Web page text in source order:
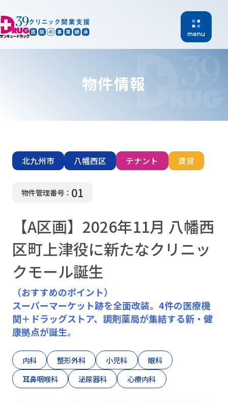
menu
北九州市・下関市
開業支援実績 新着情報
無料相談
お電話でのお問い合わせはこちら
090-1348-9245
物件情報
北九州市 八幡西区 テナント 賃貸
物件管理番号： 01
【A区画】2026年11月 八幡西
区町上津役に新たなクリニッ
クモール誕生
（おすすめのポイント）
スーパーマーケット跡を全面改装。4件の医療機
関＋ドラッグストア、調剤薬局が集結する新・健
康拠点が誕生。
内科 整形外科 小児科
眼科
耳鼻咽喉科
泌尿器科 心療内科